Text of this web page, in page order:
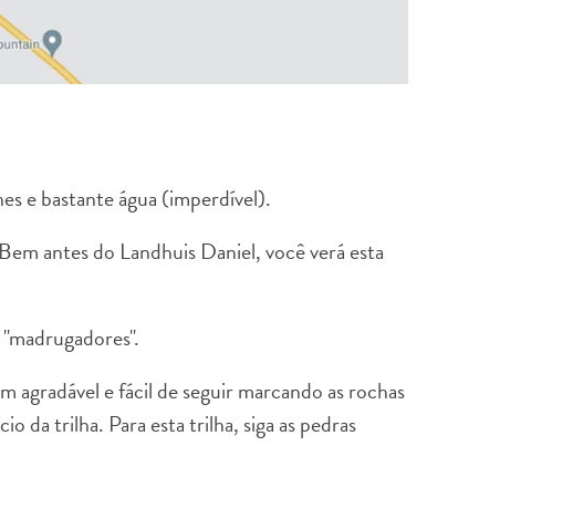
e bastante água (imperdível).
antes do Landhuis Daniel, você verá esta
e fácil de seguir marcando as rochas
da trilha. Para esta trilha, siga as pedras